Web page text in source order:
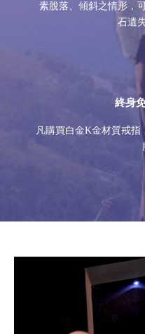
素脫落、傾斜之情形，
石遺
終身
凡購買白金K金材質戒